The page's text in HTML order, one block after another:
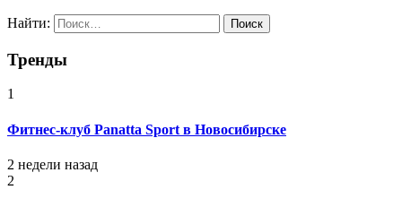
Найти:
Тренды
1
Фитнес-клуб Panatta Sport в Новосибирске
2 недели назад
2